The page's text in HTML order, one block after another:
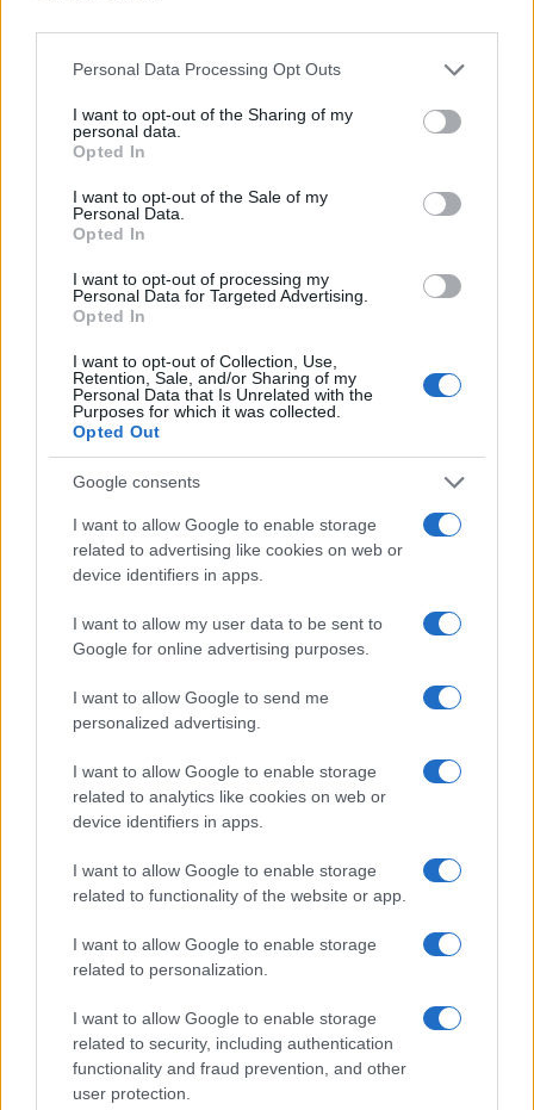
Personal Data Processing Opt Outs
I want to opt-out of the Sharing of my
personal data.
Opted In
I want to opt-out of the Sale of my
Personal Data.
Opted In
I want to opt-out of processing my
Personal Data for Targeted Advertising.
Opted In
I want to opt-out of Collection, Use,
Retention, Sale, and/or Sharing of my
Personal Data that Is Unrelated with the
Purposes for which it was collected.
Opted Out
Google consents
I want to allow Google to enable storage
related to advertising like cookies on web or
device identifiers in apps.
I want to allow my user data to be sent to
Google for online advertising purposes.
I want to allow Google to send me
personalized advertising.
I want to allow Google to enable storage
related to analytics like cookies on web or
device identifiers in apps.
I want to allow Google to enable storage
related to functionality of the website or app.
I want to allow Google to enable storage
related to personalization.
I want to allow Google to enable storage
related to security, including authentication
functionality and fraud prevention, and other
user protection.
danas mnogi misle da je izvorna pjesma.